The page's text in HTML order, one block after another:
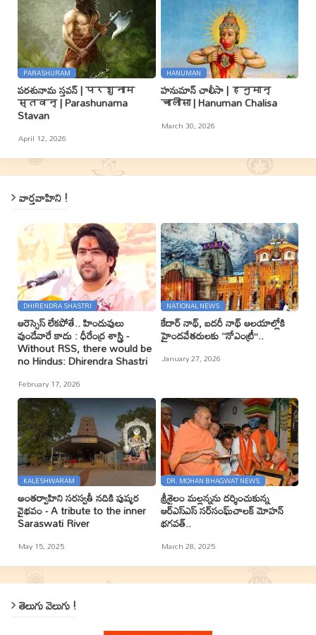
PARASHURAM
పరశునామ స్తవన్ | परशुनाम
स्तवन् | Parashunama
Stavan
April 12, 2026
HANUMAN
హనుమాన్ చాలీసా | हनुमान्
चालीसा | Hanuman Chalisa
March 30, 2026
వార్తవాహిని !
DHIRENDRA SHASTRI
ఆరెస్సెస్ లేకపోతే.. హిందువులు
వుండేవారే కాదు : ధీరేంద్ర శాస్త్రి -
Without RSS, there would be
no Hindus: Dhirendra Shastri
February 17, 2026
NATIONAL NEWS
కేదార్ నాథ్, బదరీ నాథ్ ఆలయాల్లోకి
హైందవేతరులకు ‘‘నోఎంట్రీ’’..
January 27, 2026
KALESHWARAM
అంతర్వాహిని సరస్వతీ నదికి పుష్కర
వైభవం - A tribute to the inner
Saraswati River
May 15, 2025
DR. MOHAN BHAGWAT NEWS
శ్రీశైలం మల్లన్నను దర్శించుకున్న
ఆర్ఎస్ఎస్ సర్‌సంఘ్‌చాలక్ మోహన్
భగవత్..
March 28, 2025
తెలుగు వెలుగు !